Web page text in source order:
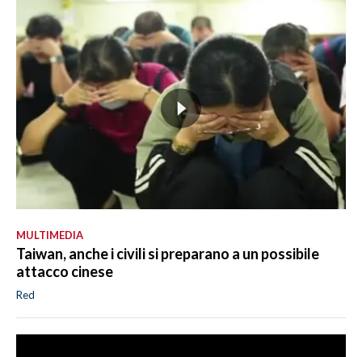
MULTIMEDIA
Taiwan, anche i civili si preparano a un possibile
attacco cinese
Red